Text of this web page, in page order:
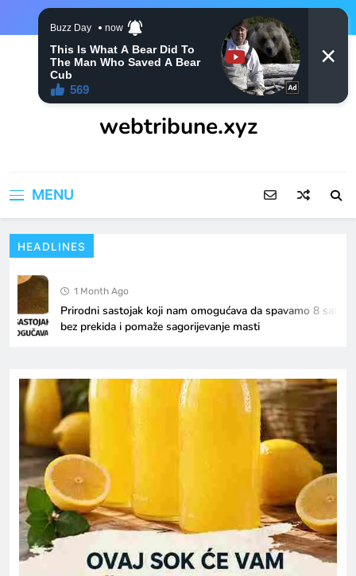
webtribune.xyz
MENU
HEADLINES
1 Month Ago
Prirodni sastojak koji nam omogućava da spavamo 8 sati
bez prekida i pomaže sagorijevanje masti